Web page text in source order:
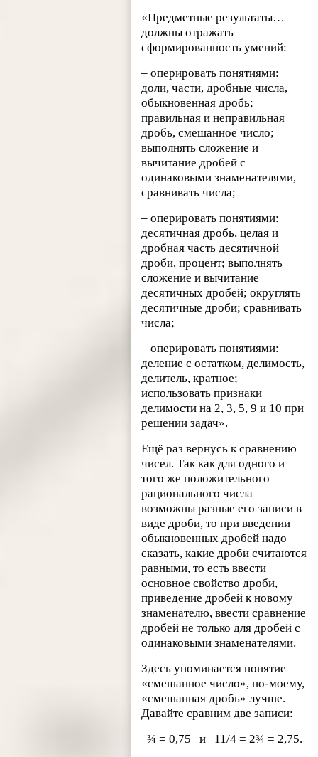
«Предметные результаты…
должны отражать
сформированность умений:
– оперировать понятиями:
доли, части, дробные числа,
обыкновенная дробь;
правильная и неправильная
дробь, смешанное число;
выполнять сложение и
вычитание дробей с
одинаковыми знаменателями,
сравнивать числа;
– оперировать понятиями:
десятичная дробь, целая и
дробная часть десятичной
дроби, процент; выполнять
сложение и вычитание
десятичных дробей; округлять
десятичные дроби; сравнивать
числа;
– оперировать понятиями:
деление с остатком, делимость,
делитель, кратное;
использовать признаки
делимости на 2, 3, 5, 9 и 10 при
решении задач».
Ещё раз вернусь к сравнению
чисел. Так как для одного и
того же положительного
рационального числа
возможны разные его записи в
виде дроби, то при введении
обыкновенных дробей надо
сказать, какие дроби считаются
равными, то есть ввести
основное свойство дроби,
приведение дробей к новому
знаменателю, ввести сравнение
дробей не только для дробей с
одинаковыми знаменателями.
Здесь упоминается понятие
«смешанное число», по-моему,
«смешанная дробь» лучше.
Давайте сравним две записи:
¾ = 0,75 и 11/4 = 2¾ = 2,75.